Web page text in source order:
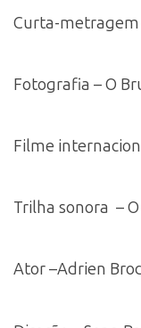
Curta-metragem
Fotografia – O
Filme
Trilha sonora –
Ator –Adrien